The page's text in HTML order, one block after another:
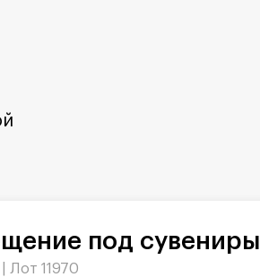
под
Лот 11970